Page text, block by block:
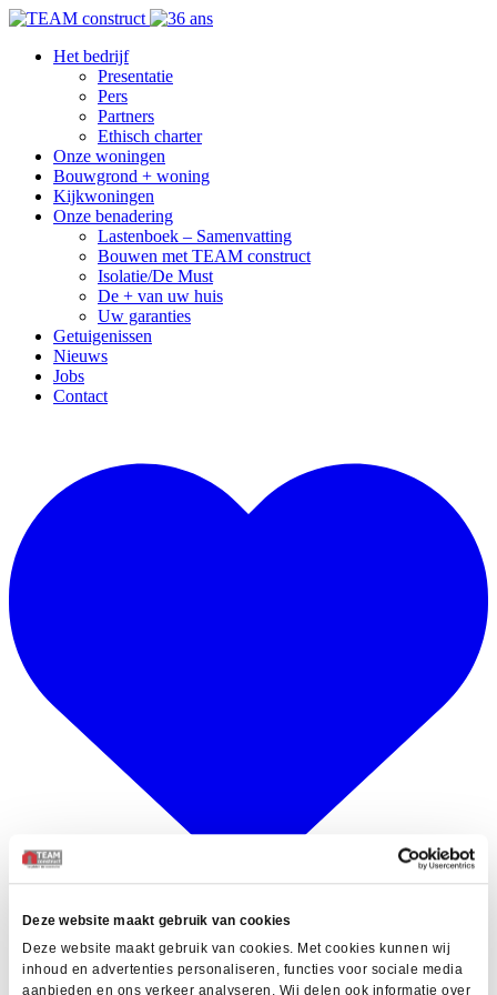
Deze website maakt gebruik van cookies
Deze website maakt gebruik van cookies. Met cookies kunnen wij
inhoud en advertenties personaliseren, functies voor sociale media
aanbieden en ons verkeer analyseren. Wij delen ook informatie over
Het bedrijf
Presentatie
Pers
Partners
Ethisch charter
Onze woningen
Bouwgrond + woning
Kijkwoningen
Onze benadering
Lastenboek – Samenvatting
Bouwen met TEAM construct
Isolatie/De Must
De + van uw huis
Uw garanties
Getuigenissen
Nieuws
Jobs
Contact
FR